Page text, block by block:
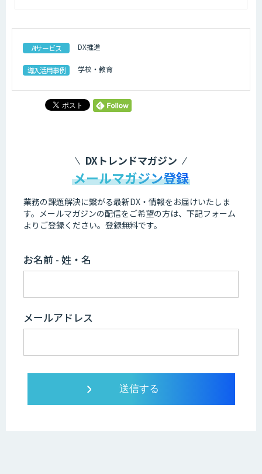
AIサービス DX推進
導入活用事例 学校・教育
DXトレンドマガジン
メールマガジン登録
業務の課題解決に繋がる最新DX・情報をお届けいたしま
す。 メールマガジンの配信をご希望の方は、下記フォーム
よりご登録ください。登録無料です。
お名前 - 姓・名
メールアドレス